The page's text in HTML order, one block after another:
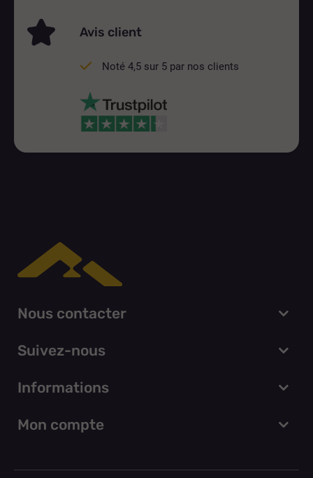
Avis client
Noté 4,5 sur 5 par nos clients
Nous contacter
Suivez-nous
Informations
Mon compte